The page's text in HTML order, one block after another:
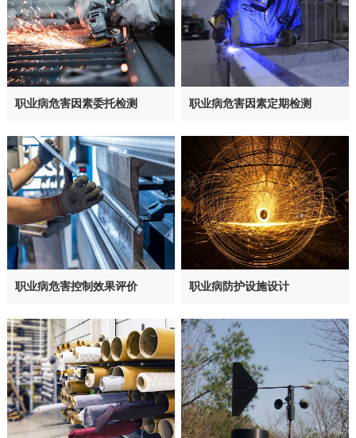
职业病危害因素委托检测 职业病危害因素定期检测
职业病危害控制效果评价 职业病防护设施设计